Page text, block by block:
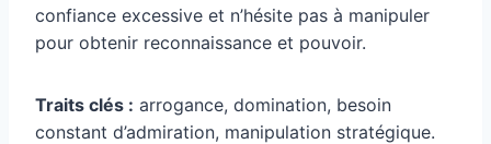
confiance excessive et n’hésite pas à manipuler
pour obtenir reconnaissance et pouvoir.
Traits clés : arrogance, domination, besoin
constant d’admiration, manipulation stratégique.